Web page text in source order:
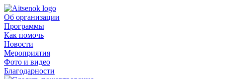
Об организации
Программы
Как помочь
Новости
Мероприятия
Фото и видео
Благодарности